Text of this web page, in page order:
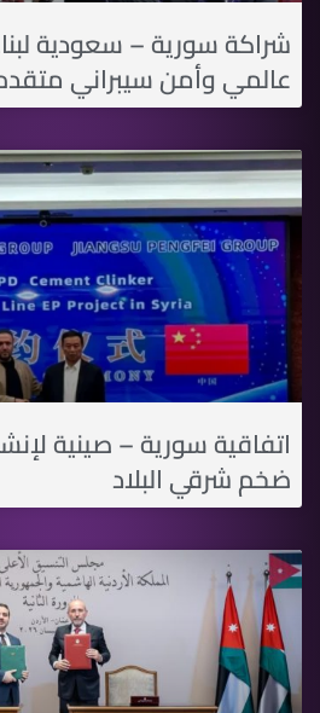
شراكة سورية – سعودية
عالمي وأمن سيبراني
اتفاقية سورية – صينية
ضخم شرقي البلاد